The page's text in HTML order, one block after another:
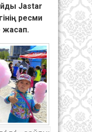
Jastar
ресми
жасап.